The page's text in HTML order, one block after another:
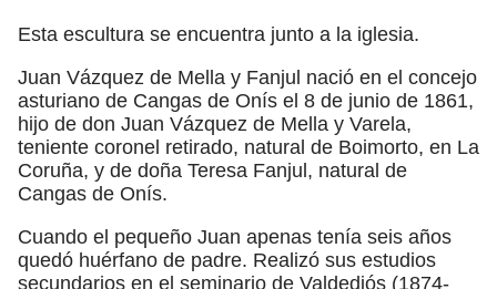
Esta escultura se encuentra junto a la iglesia.
Juan Vázquez de Mella y Fanjul nació en el concejo
asturiano de Cangas de Onís el 8 de junio de 1861,
hijo de don Juan Vázquez de Mella y Varela,
teniente coronel retirado, natural de Boimorto, en La
Coruña, y de doña Teresa Fanjul, natural de
Cangas de Onís.
Cuando el pequeño Juan apenas tenía seis años
quedó huérfano de padre. Realizó sus estudios
secundarios en el seminario de Valdediós (1874-